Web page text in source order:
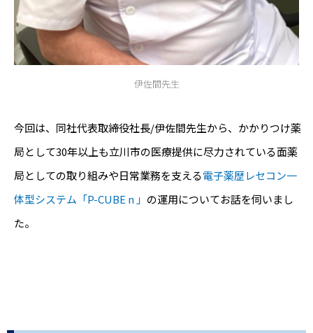
伊佐間先生
今回は、同社代表取締役社長/伊佐間先生から、かかりつけ薬
局として30年以上も立川市の医療提供に尽力されている面薬
局としての取り組みや日常業務を支える電子薬歴レセコン一
体型システム「P-CUBE n 」 の運用についてお話を伺いまし
た。